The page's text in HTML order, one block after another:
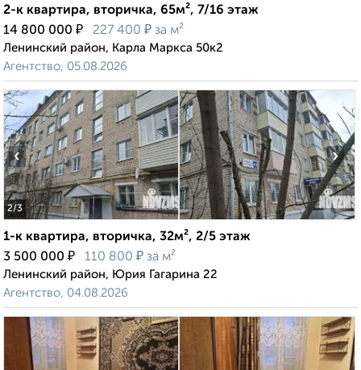
2-к квартира, вторичка, 65м², 7/16 этаж
14 800 000 ₽ 227 400 ₽ за м²
Ленинский район, Карла Маркса 50к2
Агентство, 05.08.2026
2/3
‹ ›
1-к квартира, вторичка, 32м², 2/5 этаж
3 500 000 ₽ 110 800 ₽ за м²
Ленинский район, Юрия Гагарина 22
Агентство, 04.08.2026